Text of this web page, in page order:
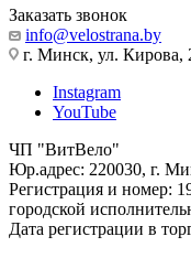
Заказать звонок
info@velostrana.by
г. Минск, ул. Кирова,
Instagram
YouTube
ЧП "ВитВело"
Юр.адрес: 220030, г.
Регистрация и номер:
городской
Дата регистрации в